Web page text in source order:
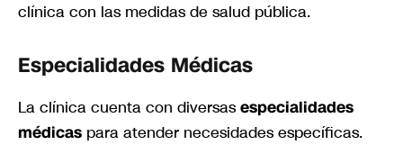
clínica con las medidas de salud pública.
Especialidades Médicas
La clínica cuenta con diversasespecialidades
médicas para atender necesidades específicas.